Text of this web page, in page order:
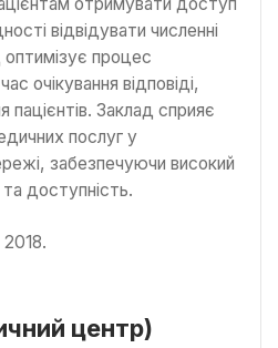
відвідувати численні
оптимізує процес
очікування відповіді,
пацієнтів. Заклад сприяє
послуг у
забезпечуючи високий
доступність.
центр)